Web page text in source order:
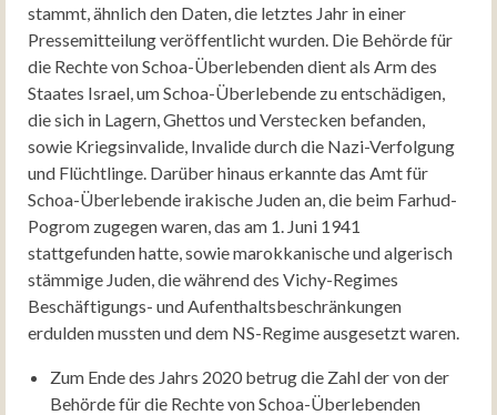
stammt, ähnlich den Daten, die letztes Jahr in einer
Pressemitteilung veröffentlicht wurden. Die Behörde für
die Rechte von Schoa-Überlebenden dient als Arm des
Staates Israel, um Schoa-Überlebende zu entschädigen,
die sich in Lagern, Ghettos und Verstecken befanden,
sowie Kriegsinvalide, Invalide durch die Nazi-Verfolgung
und Flüchtlinge. Darüber hinaus erkannte das Amt für
Schoa-Überlebende irakische Juden an, die beim Farhud-
Pogrom zugegen waren, das am 1. Juni 1941
stattgefunden hatte, sowie marokkanische und algerisch
stämmige Juden, die während des Vichy-Regimes
Beschäftigungs- und Aufenthaltsbeschränkungen
erdulden mussten und dem NS-Regime ausgesetzt waren.
Zum Ende des Jahrs 2020 betrug die Zahl der von der
Behörde für die Rechte von Schoa-Überlebenden